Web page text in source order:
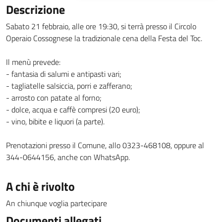
Descrizione
Sabato 21 febbraio, alle ore 19:30, si terrà presso il Circolo
Operaio Cossognese la tradizionale cena della Festa del Toc.
Il menù prevede:
- fantasia di salumi e antipasti vari;
- tagliatelle salsiccia, porri e zafferano;
- arrosto con patate al forno;
- dolce, acqua e caffè compresi (20 euro);
- vino, bibite e liquori (a parte).
Prenotazioni presso il Comune, allo 0323-468108, oppure al
344-0644156, anche con WhatsApp.
A chi è rivolto
An chiunque voglia partecipare